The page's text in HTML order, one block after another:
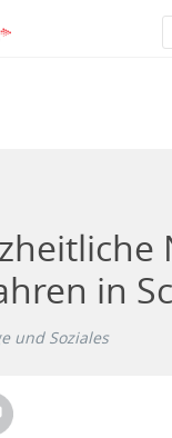
in
und Soziales